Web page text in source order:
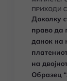
ПРИХОДИ
Доколку
право да
данок на
на
Образец